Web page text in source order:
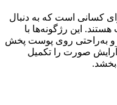
کسانی است که به دنبال
این رژگونه‌ها با
و به‌راحتی روی پوست پخش
آرایش صورت را تکمیل